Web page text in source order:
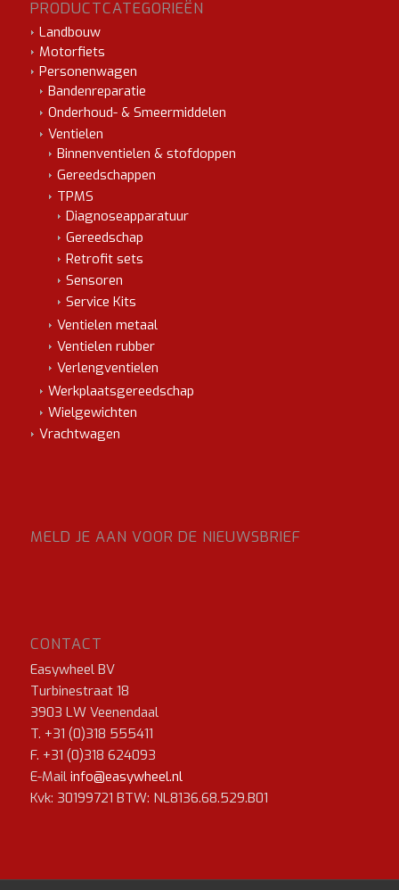
PRODUCTCATEGORIEËN
Landbouw
Motorfiets
Personenwagen
Bandenreparatie
Onderhoud- & Smeermiddelen
Ventielen
Binnenventielen & stofdoppen
Gereedschappen
TPMS
Diagnoseapparatuur
Gereedschap
Retrofit sets
Sensoren
Service Kits
Ventielen metaal
Ventielen rubber
Verlengventielen
Werkplaatsgereedschap
Wielgewichten
Vrachtwagen
MELD JE AAN VOOR DE NIEUWSBRIEF
CONTACT
Easywheel BV
Turbinestraat 18
3903 LW Veenendaal
T. +31 (0)318 555411
F. +31 (0)318 624093
E-Mail info@easywheel.nl
Kvk: 30199721 BTW: NL8136.68.529.B01